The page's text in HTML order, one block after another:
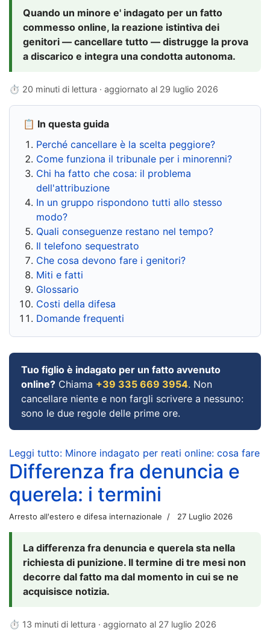
Quando un minore e' indagato per un fatto
commesso online, la reazione istintiva dei
genitori — cancellare tutto — distrugge la prova
a discarico e integra una condotta autonoma.
⏱ 20 minuti di lettura · aggiornato al 29 luglio 2026
📋 In questa guida
Perché cancellare è la scelta peggiore?
Come funziona il tribunale per i minorenni?
Chi ha fatto che cosa: il problema
dell'attribuzione
In un gruppo rispondono tutti allo stesso
modo?
Quali conseguenze restano nel tempo?
Il telefono sequestrato
Che cosa devono fare i genitori?
Miti e fatti
Glossario
Costi della difesa
Domande frequenti
Tuo figlio è indagato per un fatto avvenuto
online? Chiama +39 335 669 3954. Non
cancellare niente e non fargli scrivere a nessuno:
sono le due regole delle prime ore.
Leggi tutto: Minore indagato per reati online: cosa fare
Differenza fra denuncia e
querela: i termini
Arresto all'estero e difesa internazionale 27 Luglio 2026
La differenza fra denuncia e querela sta nella
richiesta di punizione. Il termine di tre mesi non
decorre dal fatto ma dal momento in cui se ne
acquisisce notizia.
⏱ 13 minuti di lettura · aggiornato al 27 luglio 2026